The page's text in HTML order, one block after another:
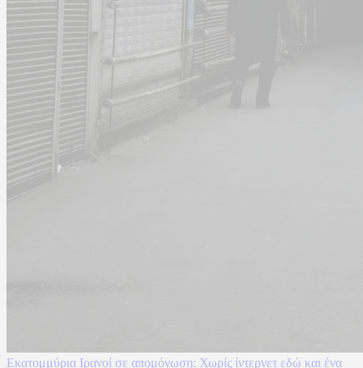
Εκατομμύρια Ιρανοί σε απομόνωση: Χωρίς ίντερνετ εδώ και ένα